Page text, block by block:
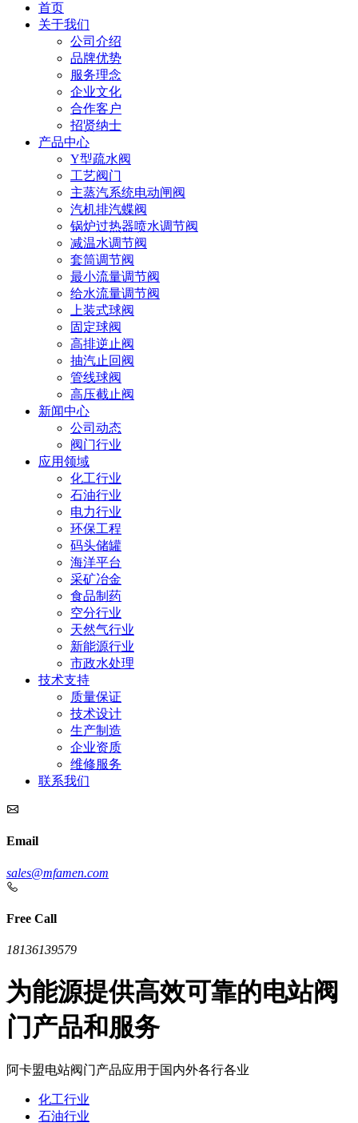
首页
关于我们
公司介绍
品牌优势
服务理念
企业文化
合作客户
招贤纳士
产品中心
Y型疏水阀
工艺阀门
主蒸汽系统电动闸阀
汽机排汽蝶阀
锅炉过热器喷水调节阀
减温水调节阀
套筒调节阀
最小流量调节阀
给水流量调节阀
上装式球阀
固定球阀
高排逆止阀
抽汽止回阀
管线球阀
高压截止阀
新闻中心
公司动态
阀门行业
应用领域
化工行业
石油行业
电力行业
环保工程
码头储罐
海洋平台
采矿冶金
食品制药
空分行业
天然气行业
新能源行业
市政水处理
技术支持
质量保证
技术设计
生产制造
企业资质
维修服务
联系我们
Email
sales@mfamen.com
Free Call
18136139579
为能源提供高效可靠的电站阀
门产品和服务
阿卡盟电站阀门产品应用于国内外各行各业
化工行业
石油行业